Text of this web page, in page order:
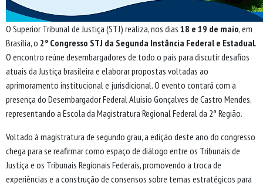
O Superior Tribunal de Justiça (STJ) realiza, nos dias 18 e 19 de maio, em
Brasília, o 2º Congresso STJ da Segunda Instância Federal e Estadual.
O encontro reúne desembargadores de todo o país para discutir desafios
atuais da Justiça brasileira e elaborar propostas voltadas ao
aprimoramento institucional e jurisdicional. O evento contará com a
presença do Desembargador Federal Aluisio Gonçalves de Castro Mendes,
representando a Escola da Magistratura Regional Federal da 2ª Região.
Voltado à magistratura de segundo grau, a edição deste ano do congresso
chega para se reafirmar como espaço de diálogo entre os Tribunais de
Justiça e os Tribunais Regionais Federais, promovendo a troca de
experiências e a construção de consensos sobre temas estratégicos para